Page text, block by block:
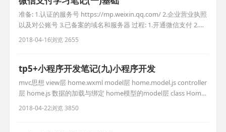
准备: 1.认证的服务号 https://mp.weixin.qq.com/ 2.企业营业执照
以及对公账号 3.已备案的域名和服务器 过程: 1.开通微信支付 2.开
通商户平台 https://pay.weixin.qq.com 支付: 公众号支付 app支
付 扫码支付 https://pay.weixin.qq.com/guide/webbased_pay
2018-04-16浏览 2655
tp5+小程序开发笔记(九)小程序开发
mvc思想 view层 home.wxml model层 home.model.js controller
层 home.js 数据的加载与绑定 home模型的model层 class Home{
//构造函数 constructor(){ } getBannerDate(id,callBack){
wx.request({ url:'http://www.c
2018-04-22浏览 3850